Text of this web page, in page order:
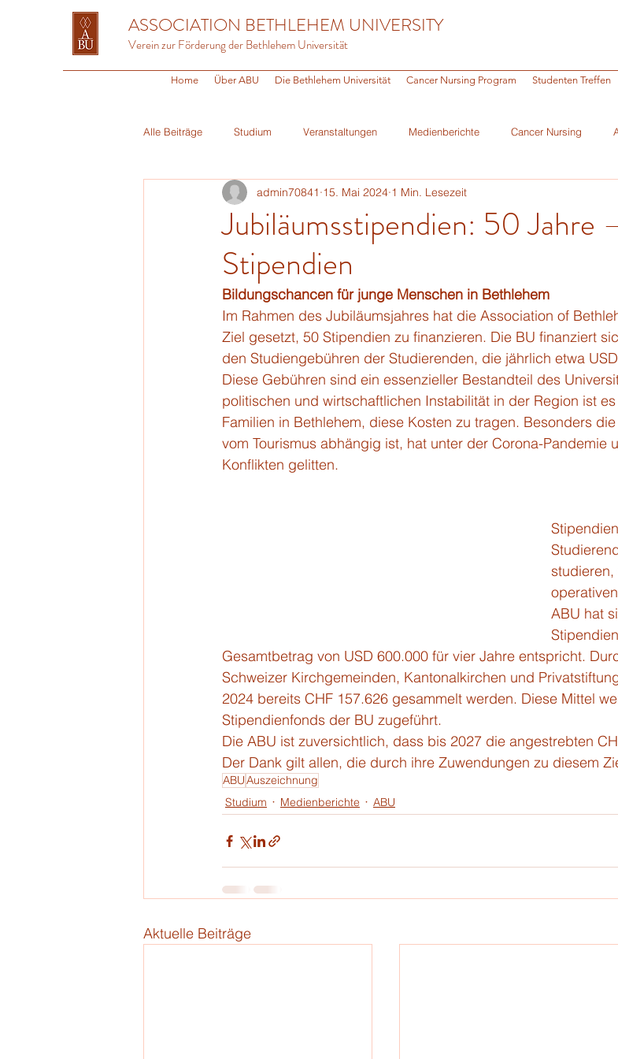
ASSOCIATION BETHLEHEM UNIVERSITY
Verein zur Förderung der Bethlehem Universität
Home Über ABU Die Bethlehem Universität Cancer Nursing Program Studenten Treffen
Alle Beiträge Studium Veranstaltungen Medienberichte Cancer Nursing
Fundraising Alumni
Jubiläumsstipendien: 50 Jahre
Stipendien
admin70841 15. Mai 2024 1 Min. Lesezeit
Bildungschancen für junge Menschen in Bethlehem
Im Rahmen des Jubiläumsjahres hat die Association of
Ziel gesetzt, 50 Stipendien zu finanzieren. Die BU finanziert
den Studiengebühren der Studierenden, die jährlich etwa
Diese Gebühren sind ein essenzieller Bestandteil des
politischen und wirtschaftlichen Instabilität in der Region ist
Familien in Bethlehem, diese Kosten zu tragen. Besonders
vom Tourismus abhängig ist, hat unter der Corona-Pandemie
Konflikten gelitten.
ABU hat
Gesamtbetrag von USD 600.000 für vier Jahre entspricht.
Schweizer Kirchgemeinden, Kantonalkirchen und
2024 bereits CHF 157.626 gesammelt werden. Diese Mittel
Stipendienfonds der BU zugeführt.
Die ABU ist zuversichtlich, dass bis 2027 die angestrebten
Der Dank gilt allen, die durch ihre Zuwendungen zu diesem
ABUAuszeichnung
Studium
Medienberichte ABU
Aktuelle Beiträge